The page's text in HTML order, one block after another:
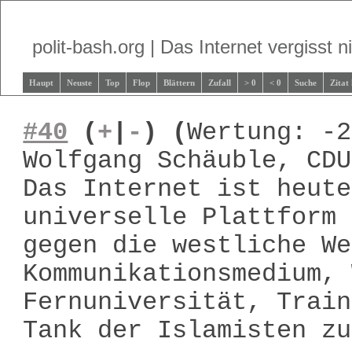
polit-bash.org | Das Internet vergisst
Haupt Neuste Top Flop Blättern Zufall > 0 < 0 Suche Zitat
#40 (+ - ) (Wertung: -
Wolfgang Schäuble, CDU
Das Internet ist
universelle Plattform
gegen die westliche
Fernuniversität,
Tank der Islamisten